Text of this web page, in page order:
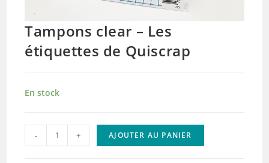
Tampons clear – Les
étiquettes de Quiscrap
En stock
quantité
de
- + AJOUTER AU PANIER